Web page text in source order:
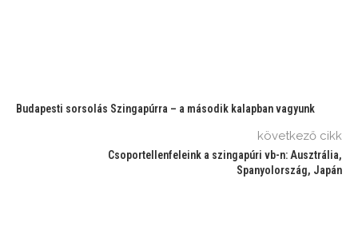
Budapesti sorsolás Szingapúrra – a második kalapban vagyunk
következő cikk
Csoportellenfeleink a szingapúri vb-n: Ausztrália,
Spanyolország, Japán